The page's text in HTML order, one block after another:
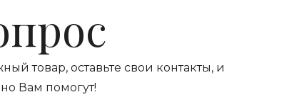
товар, оставьте свои контакты, и
Вам помогут!